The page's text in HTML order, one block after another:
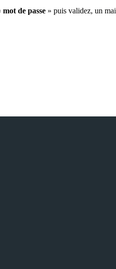
mot de passe » puis validez, un